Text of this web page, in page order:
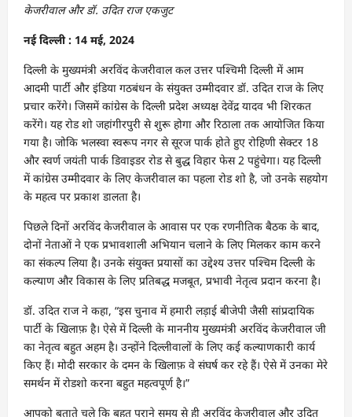
केजरीवाल और डॉ. उदित राज एकजुट
नई दिल्ली : 14 मई, 2024
दिल्ली के मुख्यमंत्री अरविंद केजरीवाल कल उत्तर पश्चिमी दिल्ली में आम
आदमी पार्टी और इंडिया गठबंधन के संयुक्त उम्मीदवार डॉ. उदित राज के लिए
प्रचार करेंगे। जिसमें कांग्रेस के दिल्ली प्रदेश अध्यक्ष देवेंद्र यादव भी शिरकत
करेंगे। यह रोड शो जहांगीरपुरी से शुरू होगा और रिठाला तक आयोजित किया
गया है। जोकि भलस्वा स्वरूप नगर से सूरज पार्क होते हुए रोहिणी सेक्टर 18
और स्वर्ण जयंती पार्क डिवाइडर रोड से बुद्ध विहार फेस 2 पहुंचेगा। यह दिल्ली
में कांग्रेस उम्मीदवार के लिए केजरीवाल का पहला रोड शो है, जो उनके सहयोग
के महत्व पर प्रकाश डालता है।
पिछले दिनों अरविंद केजरीवाल के आवास पर एक रणनीतिक बैठक के बाद,
दोनों नेताओं ने एक प्रभावशाली अभियान चलाने के लिए मिलकर काम करने
का संकल्प लिया है। उनके संयुक्त प्रयासों का उद्देश्य उत्तर पश्चिम दिल्ली के
कल्याण और विकास के लिए प्रतिबद्ध मजबूत, प्रभावी नेतृत्व प्रदान करना है।
डॉ. उदित राज ने कहा, “इस चुनाव में हमारी लड़ाई बीजेपी जैसी सांप्रदायिक
पार्टी के खिलाफ़ है। ऐसे में दिल्ली के माननीय मुख्यमंत्री अरविंद केजरीवाल जी
का नेतृत्व बहुत अहम है। उन्होंने दिल्लीवालों के लिए कई कल्याणकारी कार्य
किए हैं। मोदी सरकार के दमन के खिलाफ़ वे संघर्ष कर रहे हैं। ऐसे में उनका मेरे
समर्थन में रोडशो करना बहुत महत्वपूर्ण है।”
आपको बताते चले कि बहुत पुराने समय से ही अरविंद केजरीवाल और उदित